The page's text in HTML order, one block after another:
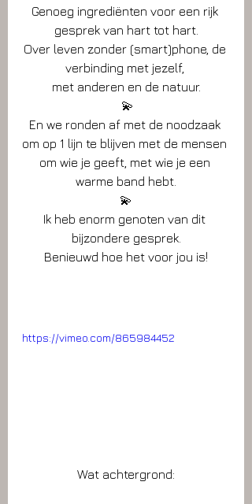
Genoeg ingrediënten voor een rijk
gesprek van hart tot hart.
Over leven zonder (smart)phone, de
verbinding met jezelf,
met anderen en de natuur.
💫
En we ronden af met de noodzaak
om op 1 lijn te blijven met de mensen
om wie je geeft, met wie je een
warme band hebt.
💫
Ik heb enorm genoten van dit
bijzondere gesprek.
Benieuwd hoe het voor jou is!
https://vimeo.com/865984452
Wat achtergrond: